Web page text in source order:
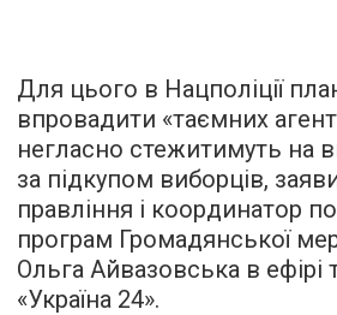
Для цього в Нацполіції
впровадити «таємних
негласно стежитимуть на
за підкупом виборців,
правління і координатор
програм Громадянської
Ольга Айвазовська в ефірі
«Україна 24».